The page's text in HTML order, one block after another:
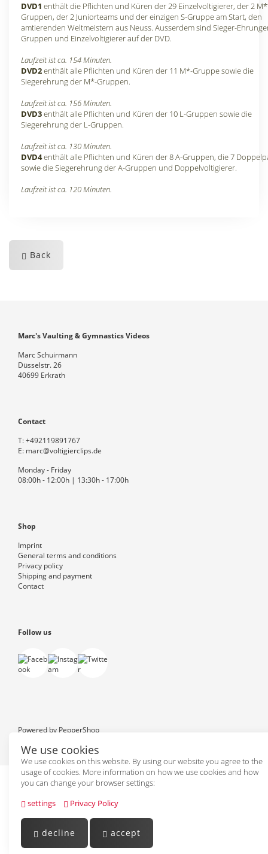
We use cookies
We use cookies on this website. By using our website you agree to the
usage of cookies. More information on how we use cookies and how
you can change your browser settings:
settings
Privacy Policy
decline accept
DVD1 enthält die Pflichten und Küren der 29 Einzelvoltigierer, der 2
Gruppen, der 2 Juniorteams und der einzigen S-Gruppe am Start, den
amtierenden Weltmeistern aus Neuss. Ausserdem sind Sieger-
Gruppen und Einzelvoltigierer auf der DVD.
Laufzeit ist ca. 154 Minuten.
DVD2enthält alle Pflichten und Küren der 11 M*-Gruppe sowie die
Siegerehrung der M*-Gruppen.
Laufzeit ist ca. 156 Minuten.
DVD3enthält alle Pflichten und Küren der 10 L-Gruppen sowie die
Siegerehrung der L-Gruppen.
Laufzeit ist ca. 130 Minuten.
DVD4enthält alle Pflichten und Küren der 8 A-Gruppen, die 7
sowie die Siegerehrung der A-Gruppen und Doppelvoltigierer.
Laufzeit ist ca. 120 Minuten.
Back
Marc's Vaulting & Gymnastics Videos
Marc Schuirmann
Düsselstr. 26
40699 Erkrath
Contact
T:+492119891767
E: marc@voltigierclips.de
Monday - Friday
08:00h - 12:00h | 13:30h - 17:00h
Shop
Imprint
General terms and conditions
Privacy policy
Shipping and payment
Contact
Follow us
Powered by PepperShop